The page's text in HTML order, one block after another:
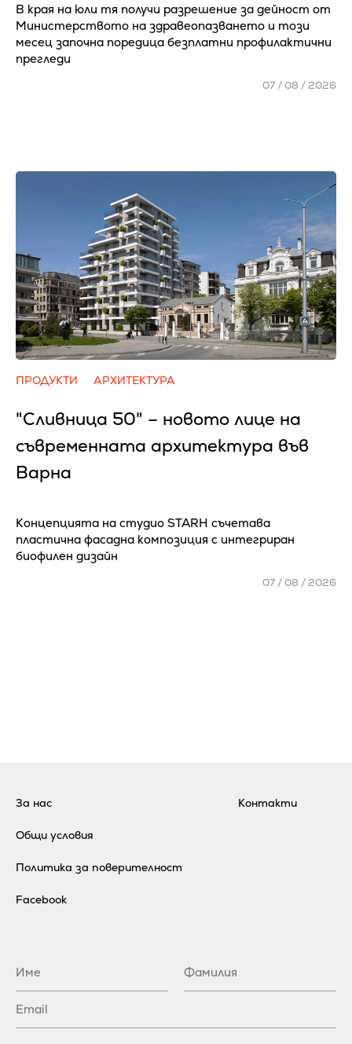
В края на юли тя получи разрешение за дейност от
Министерството на здравеопазването и този
месец започна поредица безплатни профилактични
прегледи
07 / 08 / 2026
ПРОДУКТИ АРХИТЕКТУРА
"Сливница 50" – новото лице на
съвременната архитектура във
Варна
Концепцията на студио STARH съчетава
пластична фасадна композиция с интегриран
биофилен дизайн
07 / 08 / 2026
За нас
Общи условия
Политика за поверителност
Контакти
Facebook